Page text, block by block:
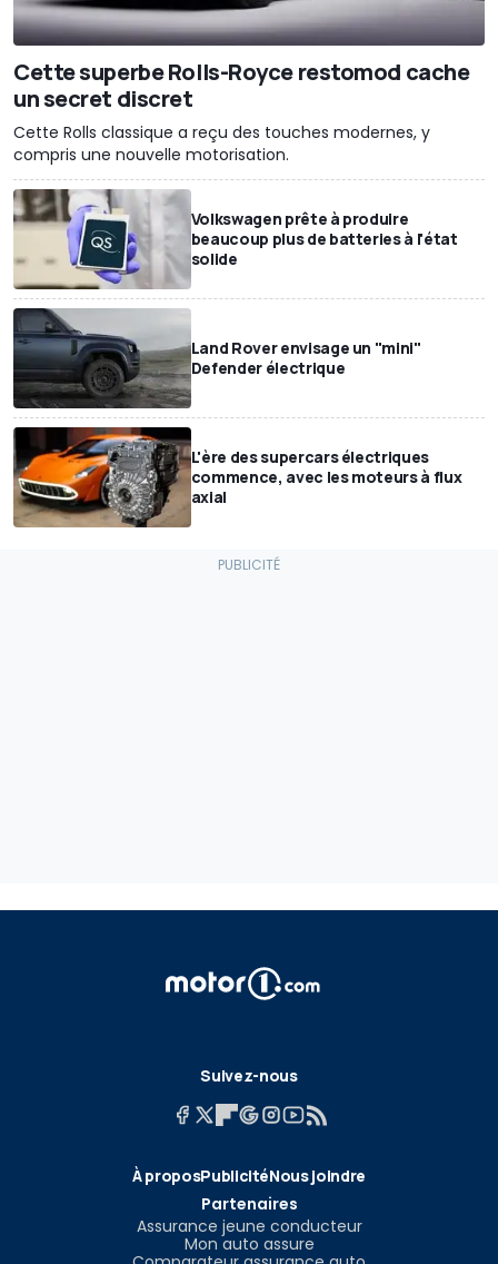
Cette superbe Rolls-Royce restomod cache
un secret discret
Cette Rolls classique a reçu des touches modernes, y
compris une nouvelle motorisation.
Volkswagen prête à produire
beaucoup plus de batteries à l'état
solide
Land Rover envisage un "mini"
Defender électrique
L'ère des supercars électriques
commence, avec les moteurs à flux
axial
Suivez-nous
À proposPublicitéNous joindre
Partenaires
Assurance jeune conducteur
Mon auto assure